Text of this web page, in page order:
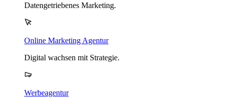
Datengetriebenes Marketing.
Online Marketing Agentur
Digital wachsen mit Strategie.
Werbeagentur